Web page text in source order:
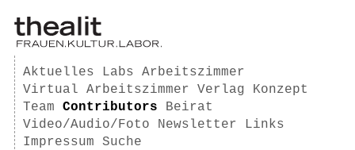
Aktuelles Labs
Arbeitszimmer
Virtual Arbeitszimmer
Verlag
Konzept
Team
Contributors
Beirat
Video/Audio/Foto
Newsletter
Links
Impressum
Suche